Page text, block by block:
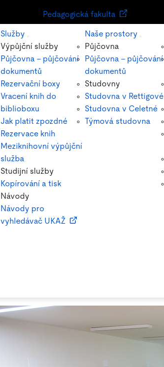
Pedagogická fakulta
Služby
Výpůjční služby
Půjčovna – půjčování
dokumentů
Rezervační boxy
Vracení knih do
biblioboxu
Jak platit zpozdné
Rezervace knih
Meziknihovní výpůjční
služba
Studijní služby
Kopírování a tisk
Návody
Návody pro
vyhledávač UKAŽ
Naše prostory
Půjčovna
Půjčovna – půjčování
dokumentů
Studovny
Studovna v Rettigové
Studovna v Celetné
Týmová studovna